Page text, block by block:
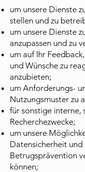
um unsere Dienste
stellen und zu
um unsere Dienste
anzupassen und zu
um auf Ihr
und Wünsche zu
anzubieten;
um Anforderungs-
Nutzungsmuster zu
für sonstige interne,
Recherchezwecke;
um unsere
Datensicherheit und
Betrugsprävention
können;